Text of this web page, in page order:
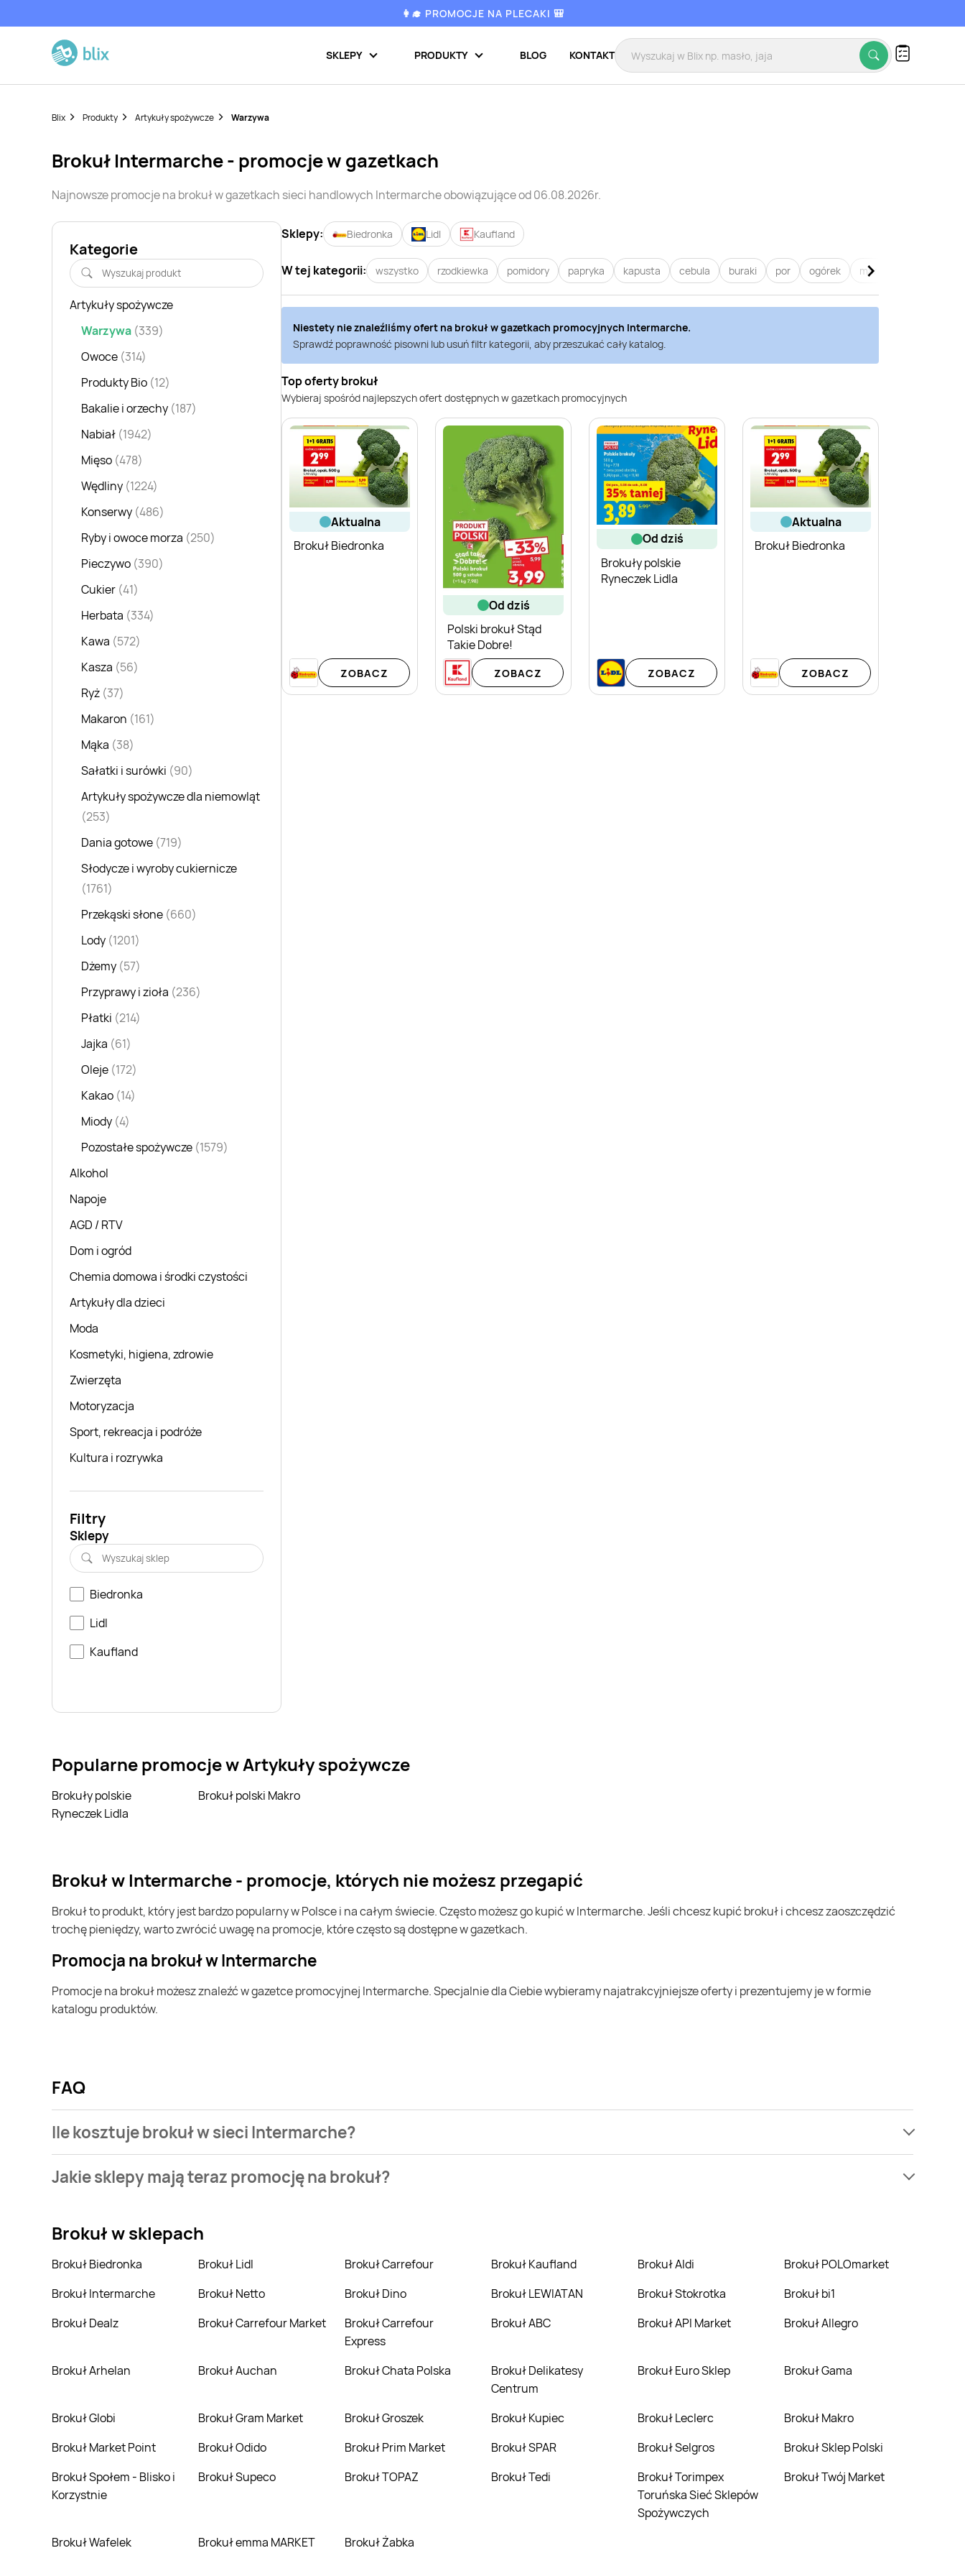
👩‍🎓 PROMOCJE NA PLECAKI 🎒
SKLEPY PRODUKTY BLOG KONTAKT
Blix Produkty Artykuły spożywcze Warzywa
brokuł Intermarche- promocje w gazetkach
Najnowsze promocje na brokułw gazetkach sieci handlowych Intermarcheobowiązujące od 06.08.2026r.
Kategorie
Artykuły spożywcze
Warzywa (339)
Owoce (314)
Produkty Bio (12)
Bakalie i orzechy (187)
Nabiał (1942)
Mięso (478)
Wędliny (1224)
Konserwy (486)
Ryby i owoce morza (250)
Pieczywo (390)
Cukier (41)
Herbata (334)
Kawa (572)
Kasza (56)
Ryż (37)
Makaron (161)
Mąka (38)
Sałatki i surówki (90)
Artykuły spożywcze dla niemowląt
(253)
Dania gotowe (719)
Słodycze i wyroby cukiernicze
(1761)
Przekąski słone (660)
Lody (1201)
Dżemy (57)
Przyprawy i zioła (236)
Płatki (214)
Jajka (61)
Oleje (172)
Kakao (14)
Miody (4)
Pozostałe spożywcze (1579)
Alkohol
Napoje
AGD / RTV
Dom i ogród
Chemia domowa i środki czystości
Artykuły dla dzieci
Moda
Kosmetyki, higiena, zdrowie
Zwierzęta
Motoryzacja
Sport, rekreacja i podróże
Kultura i rozrywka
Filtry
Sklepy
Biedronka
Lidl
Kaufland
Sklepy: Biedronka Lidl Kaufland
W tej kategorii: wszystko rzodkiewka pomidory papryka kapusta cebula buraki por ogórek marchew
Niestety nie znaleźliśmy ofert na brokułw gazetkach promocyjnych Intermarche.
Sprawdź poprawność pisowni lub usuń filtr kategorii, aby przeszukać cały katalog.
Top oferty brokuł
Wybieraj spośród najlepszych ofert dostępnych w gazetkach promocyjnych
aktualna
Brokuł Biedronka
ZOBACZ
od dziś
Polski brokuł Stąd
Takie Dobre!
ZOBACZ
od dziś
Brokuły polskie
Ryneczek Lidla
ZOBACZ
aktualna
Brokuł Biedronka
ZOBACZ
Popularne promocje w Artykuły spożywcze
Brokuły polskie
Ryneczek Lidla
Brokuł polski Makro
brokuł w Intermarche - promocje, których nie możesz przegapić
brokuł to produkt, który jest bardzo popularny w Polsce i na całym świecie. Często możesz go kupić w Intermarche. Jeśli chcesz kupić brokuł i chcesz zaoszczędzić
trochę pieniędzy, warto zwrócić uwagę na promocje, które często są dostępne w gazetkach.
Promocja na brokuł w Intermarche
Promocje na brokuł możesz znaleźć w gazetce promocyjnej Intermarche. Specjalnie dla Ciebie wybieramy najatrakcyjniejsze oferty i prezentujemy je w formie
katalogu produktów.
FAQ
Ile kosztuje brokuł w sieci Intermarche?
Intermarche.
Jakie sklepy mają teraz promocję na brokuł?
Brokułw sklepach
Brokuł Biedronka Brokuł Lidl Brokuł Carrefour Brokuł Kaufland Brokuł Aldi
Brokuł POLOmarket
Brokuł Intermarche
Brokuł Netto Brokuł Dino Brokuł LEWIATAN Brokuł Stokrotka
Brokuł bi1
Brokuł Dealz
Brokuł Carrefour Market
Brokuł Carrefour
Express
Brokuł ABC Brokuł API Market Brokuł Allegro
Brokuł Arhelan Brokuł Auchan Brokuł Chata Polska
Brokuł Delikatesy
Centrum
Brokuł Euro Sklep Brokuł Gama
Brokuł Globi Brokuł Gram Market Brokuł Groszek Brokuł Kupiec Brokuł Leclerc
Brokuł Makro
Brokuł Market Point
Brokuł Odido Brokuł Prim Market Brokuł SPAR Brokuł Selgros
Brokuł Sklep Polski
Brokuł Społem - Blisko i
Korzystnie
Brokuł Supeco Brokuł TOPAZ Brokuł Tedi
Brokuł Torimpex
Toruńska Sieć Sklepów
Spożywczych
Brokuł Twój Market
Brokuł Wafelek Brokuł emma MARKET Brokuł Żabka